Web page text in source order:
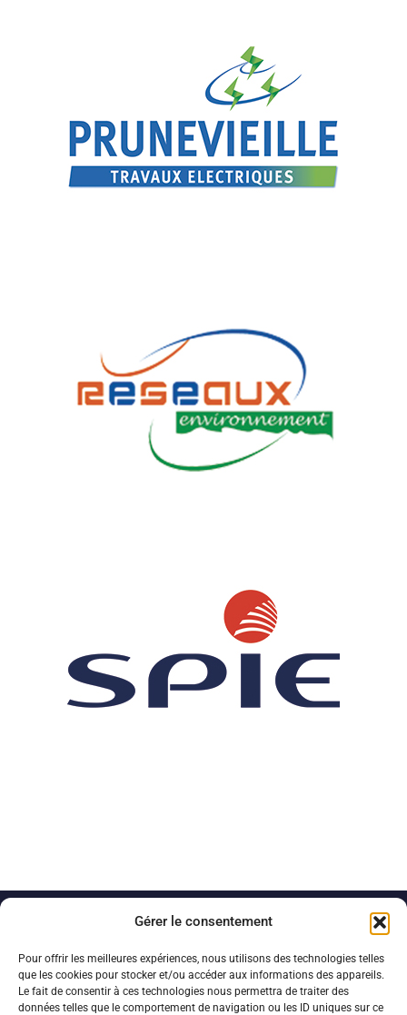
Gérer le consentement
Pour offrir les meilleures expériences, nous utilisons des technologies telles
que les cookies pour stocker et/ou accéder aux informations des appareils.
Le fait de consentir à ces technologies nous permettra de traiter des
données telles que le comportement de navigation ou les ID uniques sur ce